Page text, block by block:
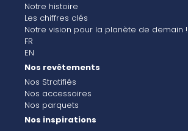
Notre histoire
Les chiffres clés
Notre vision pour la planète de demain !
FR
EN
Nos revêtements
Nos Stratifiés
Nos accessoires
Nos parquets
Nos inspirations